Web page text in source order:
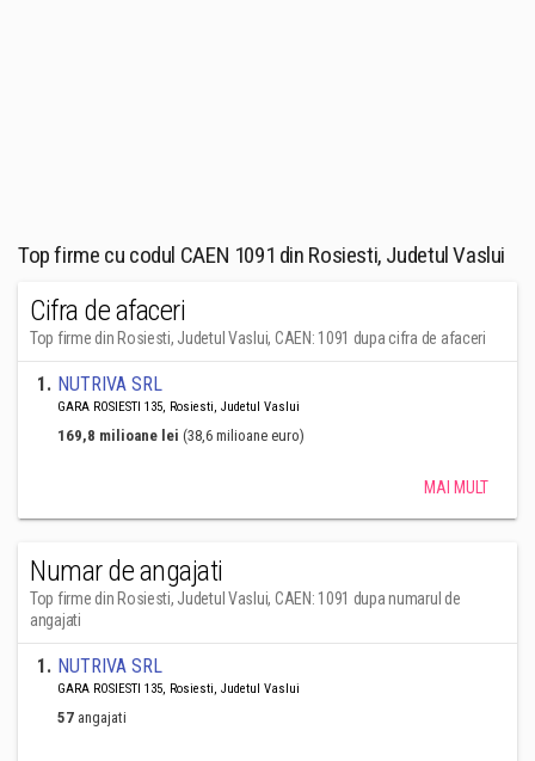
Top firme cu codul CAEN 1091 din Rosiesti, Judetul Vaslui
Cifra de afaceri
Top firme din Rosiesti, Judetul Vaslui, CAEN: 1091 dupa cifra de afaceri
1. NUTRIVA SRL
GARA ROSIESTI 135, Rosiesti, Judetul Vaslui
169,8 milioane lei (38,6 milioane euro)
MAI MULT
Numar de angajati
Top firme din Rosiesti, Judetul Vaslui, CAEN: 1091 dupa numarul de
angajati
1. NUTRIVA SRL
GARA ROSIESTI 135, Rosiesti, Judetul Vaslui
57 angajati